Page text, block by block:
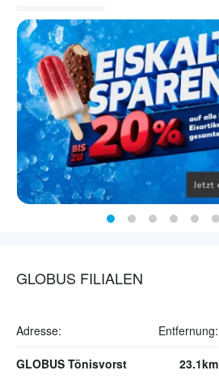
GLOBUS FILIALEN
Adresse: Entfernung:
GLOBUS Tönisvorst 23.1km